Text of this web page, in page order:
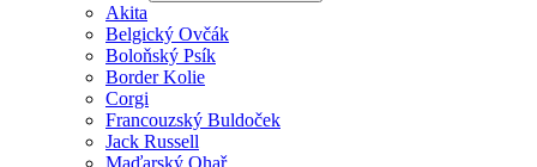
Akita
Belgický Ovčák
Boloňský Psík
Border Kolie
Corgi
Francouzský Buldoček
Jack Russell
Maďarský Ohař